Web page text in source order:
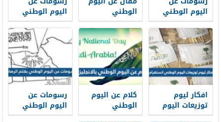
اليوم الوطني
السعودي
للتلوين 1448
الوطني
السعودي
مختصر 1448
اليوم الوطني
1448
افكار ليوم
توزيعات اليوم
الوطني
كلام عن اليوم
الوطني
بالانجليزي 1448
رسومات عن
اليوم الوطني
بقلم الرصاص